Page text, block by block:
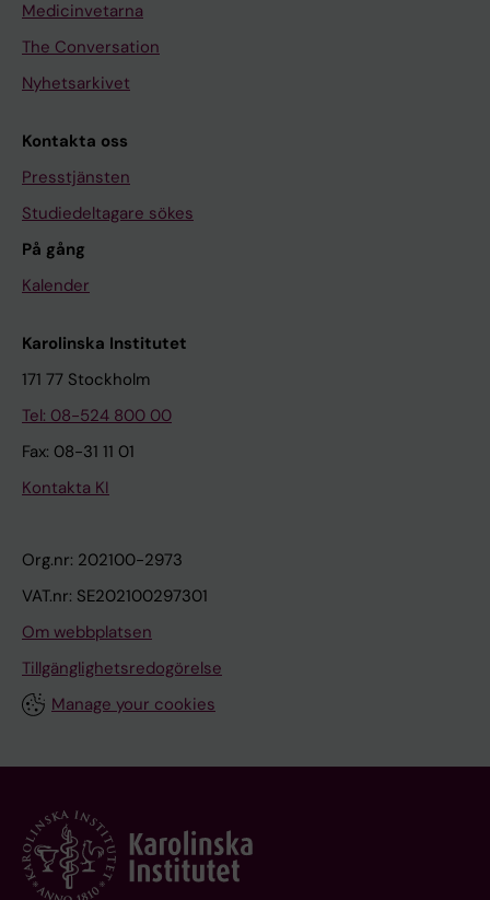
Medicinvetarna
The Conversation
Nyhetsarkivet
Kontakta oss
Presstjänsten
Studiedeltagare sökes
På gång
Kalender
Karolinska Institutet
171 77 Stockholm
Tel: 08-524 800 00
Fax: 08-31 11 01
Kontakta KI
Org.nr: 202100-2973
VAT.nr: SE202100297301
Om webbplatsen
Tillgänglighetsredogörelse
Manage your cookies